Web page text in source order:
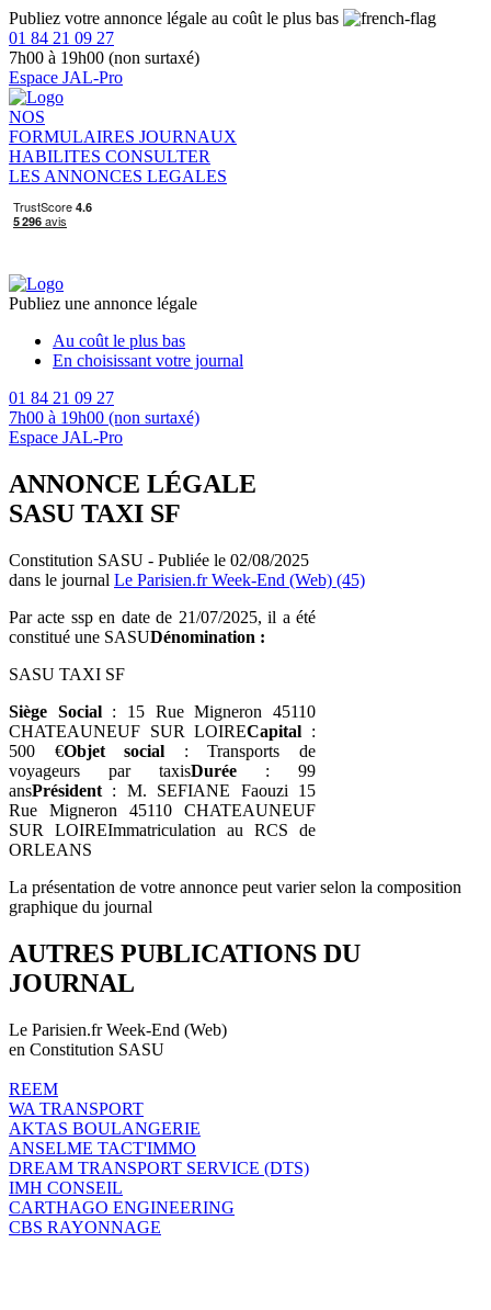
Publiez votre annonce légale au coût le plus bas
01 84 21 09 27
7h00 à 19h00 (non surtaxé)
Espace JAL-Pro
NOS
FORMULAIRES JOURNAUX
HABILITES CONSULTER
LES ANNONCES LEGALES
Publiez une annonce légale
Au coût le plus bas
En choisissant votre journal
01 84 21 09 27
7h00 à 19h00 (non surtaxé)
Espace JAL-Pro
ANNONCE LÉGALE
SASU TAXI SF
Constitution SASU - Publiée le 02/08/2025
dans le journal Le Parisien.fr Week-End (Web) (45)
Par acte ssp en date de 21/07/2025, il a été
constitué une SASUDénomination :
SASU TAXI SF
Siège Social: 15 Rue Migneron 45110
CHATEAUNEUF SUR LOIRECapital :
500 €Objet social : Transports de
voyageurs par taxisDurée : 99
ansPrésident : M. SEFIANE Faouzi 15
Rue Migneron 45110 CHATEAUNEUF
SUR LOIREImmatriculation au RCS de
ORLEANS
La présentation de votre annonce peut varier selon la composition
graphique du journal
AUTRES PUBLICATIONS DU
JOURNAL
Le Parisien.fr Week-End (Web)
en Constitution SASU
REEM
WA TRANSPORT
AKTAS BOULANGERIE
ANSELME TACT'IMMO
DREAM TRANSPORT SERVICE (DTS)
IMH CONSEIL
CARTHAGO ENGINEERING
CBS RAYONNAGE